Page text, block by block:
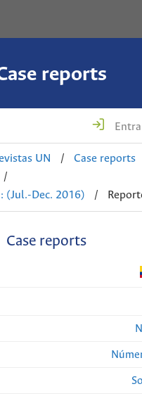
reports
UN /
Case reports
/
(Jul.-Dec. 2016)
/
Case reports